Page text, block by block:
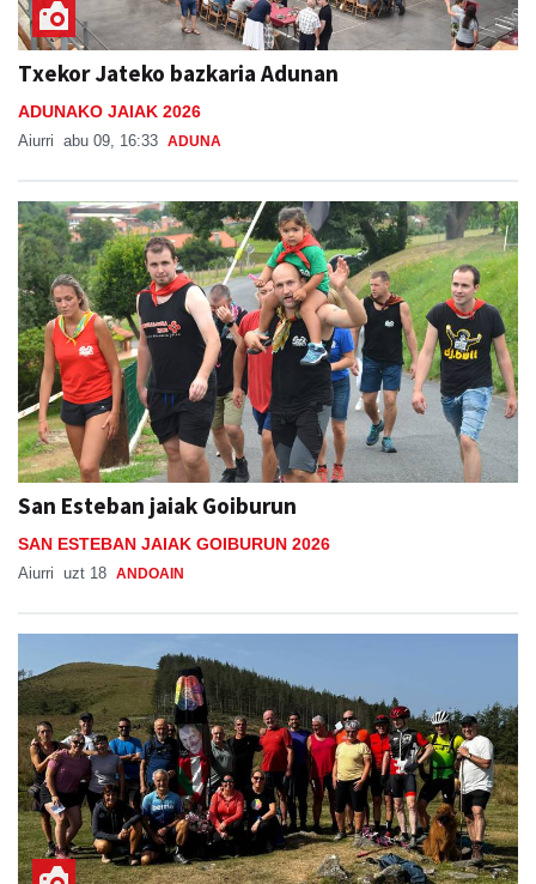
Txekor Jateko bazkaria Adunan
ADUNAKO JAIAK 2026
Aiurri abu 09, 16:33 ADUNA
San Esteban jaiak Goiburun
SAN ESTEBAN JAIAK GOIBURUN 2026
Aiurri uzt 18 ANDOAIN